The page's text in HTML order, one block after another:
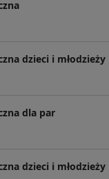
dzieci i młodzieży
dla par
dzieci i młodzieży